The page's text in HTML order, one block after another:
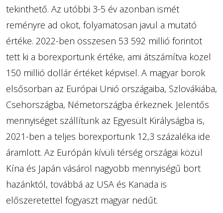
tekinthető. Az utóbbi 3-5 év azonban ismét
reményre ad okot, folyamatosan javul a mutató
értéke. 2022-ben összesen 53 592 millió forintot
tett ki a borexportunk értéke, ami átszámítva közel
150 millió dollár értéket képvisel. A magyar borok
elsősorban az Európai Unió országaiba, Szlovákiába,
Csehországba, Németországba érkeznek. Jelentős
mennyiséget szállítunk az Egyesült Királyságba is,
2021-ben a teljes borexportunk 12,3 százaléka ide
áramlott. Az Európán kívüli térség országai közül
Kína és Japán vásárol nagyobb mennyiségű bort
hazánktól, továbbá az USA és Kanada is
előszeretettel fogyaszt magyar nedűt.